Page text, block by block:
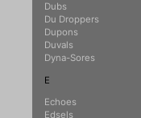
Dubs
Du Droppers
Dupons
Duvals
Dyna-Sores
E
Echoes
Edsels